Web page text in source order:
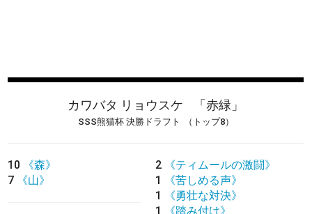
カワバタ リョウスケ 「赤緑」
SSS熊猫杯 決勝ドラフト （トップ8）
10
《森》
7
《山》
2
《ティムールの激闘》
1
《苦しめる声》
1
《勇壮な対決》
1
《踏み付け》